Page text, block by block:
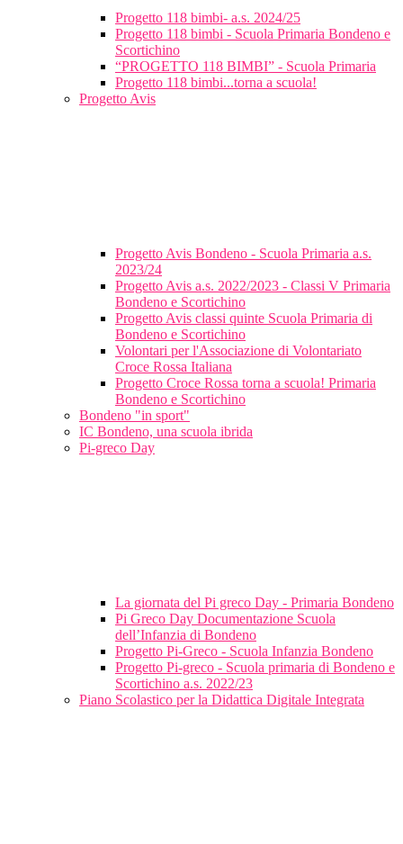
Progetto 118 bimbi- a.s. 2024/25
Progetto 118 bimbi - Scuola Primaria Bondeno e
Scortichino
“PROGETTO 118 BIMBI” - Scuola Primaria
Progetto 118 bimbi...torna a scuola!
Progetto Avis
Progetto Avis Bondeno - Scuola Primaria a.s.
2023/24
Progetto Avis a.s. 2022/2023 - Classi V Primaria
Bondeno e Scortichino
Progetto Avis classi quinte Scuola Primaria di
Bondeno e Scortichino
Volontari per l'Associazione di Volontariato
Croce Rossa Italiana
Progetto Croce Rossa torna a scuola! Primaria
Bondeno e Scortichino
Bondeno "in sport"
IC Bondeno, una scuola ibrida
Pi-greco Day
La giornata del Pi greco Day - Primaria Bondeno
Pi Greco Day Documentazione Scuola
dell’Infanzia di Bondeno
Progetto Pi-Greco - Scuola Infanzia Bondeno
Progetto Pi-greco - Scuola primaria di Bondeno e
Scortichino a.s. 2022/23
Piano Scolastico per la Didattica Digitale Integrata